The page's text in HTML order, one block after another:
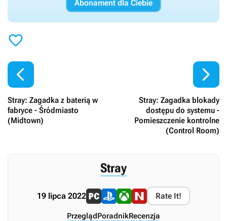
Abonament dla Ciebie


Stray: Zagadka z baterią w
fabryce - Śródmiasto
(Midtown)
Stray: Zagadka blokady
dostępu do systemu -
Pomieszczenie kontrolne
(Control Room)

Stray
19 lipca 2022 Rate It!
PrzeglądPoradnikRecenzja